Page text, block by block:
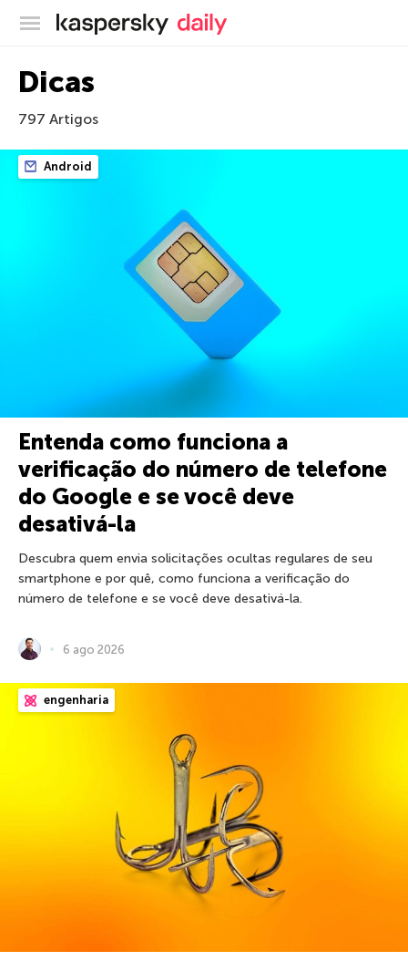
Blog oficial da Kaspersky
Dicas
797 Artigos
Android
Entenda como funciona a
verificação do número de telefone
do Google e se você deve
desativá-la
Descubra quem envia solicitações ocultas regulares de seu
smartphone e por quê, como funciona a verificação do
número de telefone e se você deve desativá-la.
6 ago 2026
engenharia